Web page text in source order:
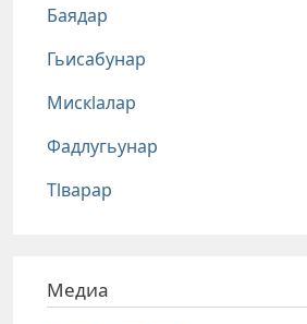
Баядар
Гьисабунар
Мискlалар
Фадлугьунар
Тlварар
Медиа